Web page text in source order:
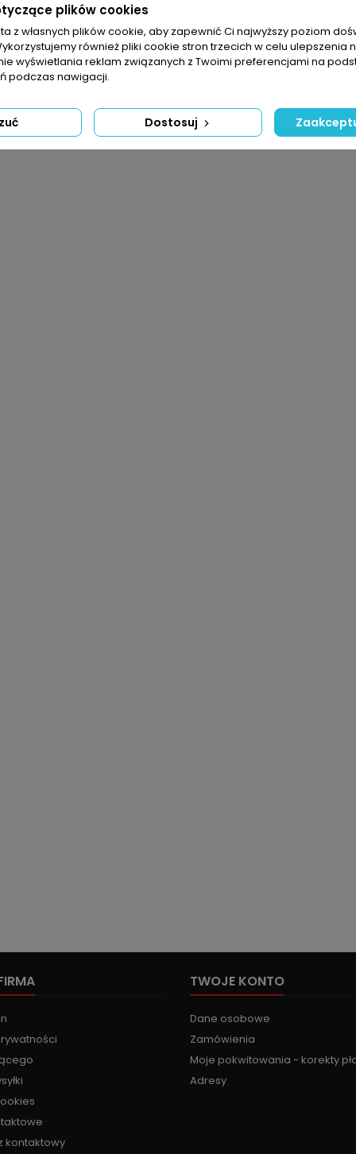
kontaktowy
TWOJE KONTO
Dane osobowe
Zamówienia
Moje pokwitowania - korekty
Adresy
plików cookies
z własnych plików cookie, aby zapewnić Ci najwyższy poziom
również pliki cookie stron trzecich w celu ulepszenia
wyświetlania reklam związanych z Twoimi preferencjami na
podczas nawigacji.
Dostosuj